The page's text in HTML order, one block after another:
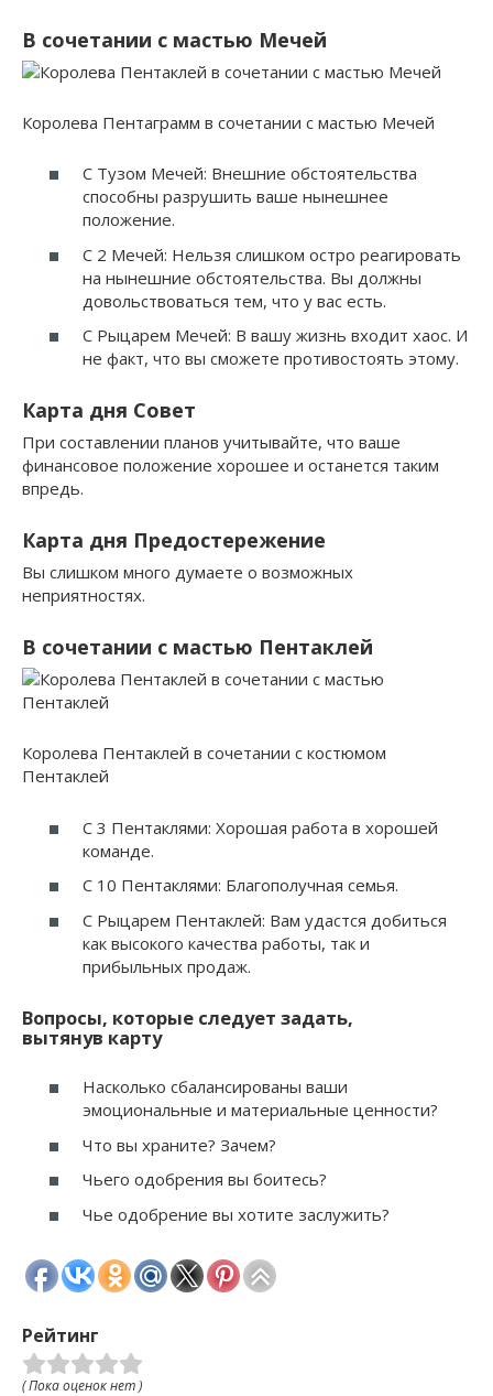
В сочетании с мастью Мечей
Королева Пентаграмм в сочетании с мастью Мечей
С Тузом Мечей: Внешние обстоятельства
способны разрушить ваше нынешнее
положение.
С 2 Мечей: Нельзя слишком остро реагировать
на нынешние обстоятельства. Вы должны
довольствоваться тем, что у вас есть.
С Рыцарем Мечей: В вашу жизнь входит хаос. И
не факт, что вы сможете противостоять этому.
Карта дня Совет
При составлении планов учитывайте, что ваше
финансовое положение хорошее и останется таким
впредь.
Карта дня Предостережение
Вы слишком много думаете о возможных
неприятностях.
В сочетании с мастью Пентаклей
Королева Пентаклей в сочетании с костюмом
Пентаклей
С 3 Пентаклями: Хорошая работа в хорошей
команде.
С 10 Пентаклями: Благополучная семья.
С Рыцарем Пентаклей: Вам удастся добиться
как высокого качества работы, так и
прибыльных продаж.
Вопросы, которые следует задать,
вытянув карту
Насколько сбалансированы ваши
эмоциональные и материальные ценности?
Что вы храните? Зачем?
Чьего одобрения вы боитесь?
Чье одобрение вы хотите заслужить?
Рейтинг
( Пока оценок нет )